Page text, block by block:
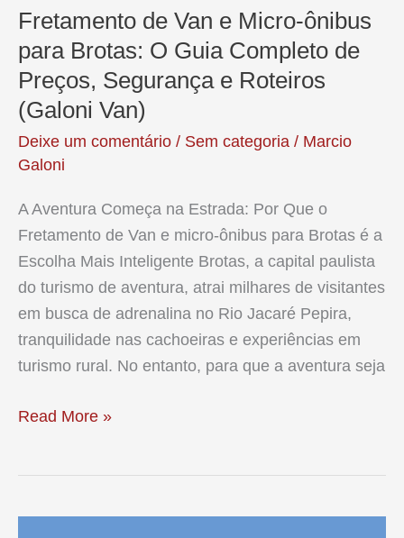
Fretamento de Van e Micro-ônibus
para Brotas: O Guia Completo de
Preços, Segurança e Roteiros
(Galoni Van)
Deixe um comentário / Sem categoria / Marcio
Galoni
A Aventura Começa na Estrada: Por Que o
Fretamento de Van e micro-ônibus para Brotas é a
Escolha Mais Inteligente Brotas, a capital paulista
do turismo de aventura, atrai milhares de visitantes
em busca de adrenalina no Rio Jacaré Pepira,
tranquilidade nas cachoeiras e experiências em
turismo rural. No entanto, para que a aventura seja
Fretamento
Micro-
Read More »